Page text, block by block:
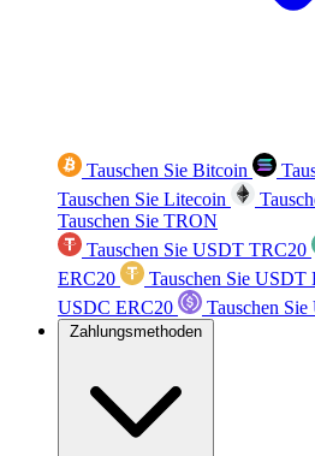
Tauschen Sie Bitcoin
Tauschen Sie Litecoin
Tauschen Sie TRON
Tauschen Sie USDT TRC20
ERC20
Tauschen Sie USDT
USDC ERC20
Tauschen
Zahlungsmethoden